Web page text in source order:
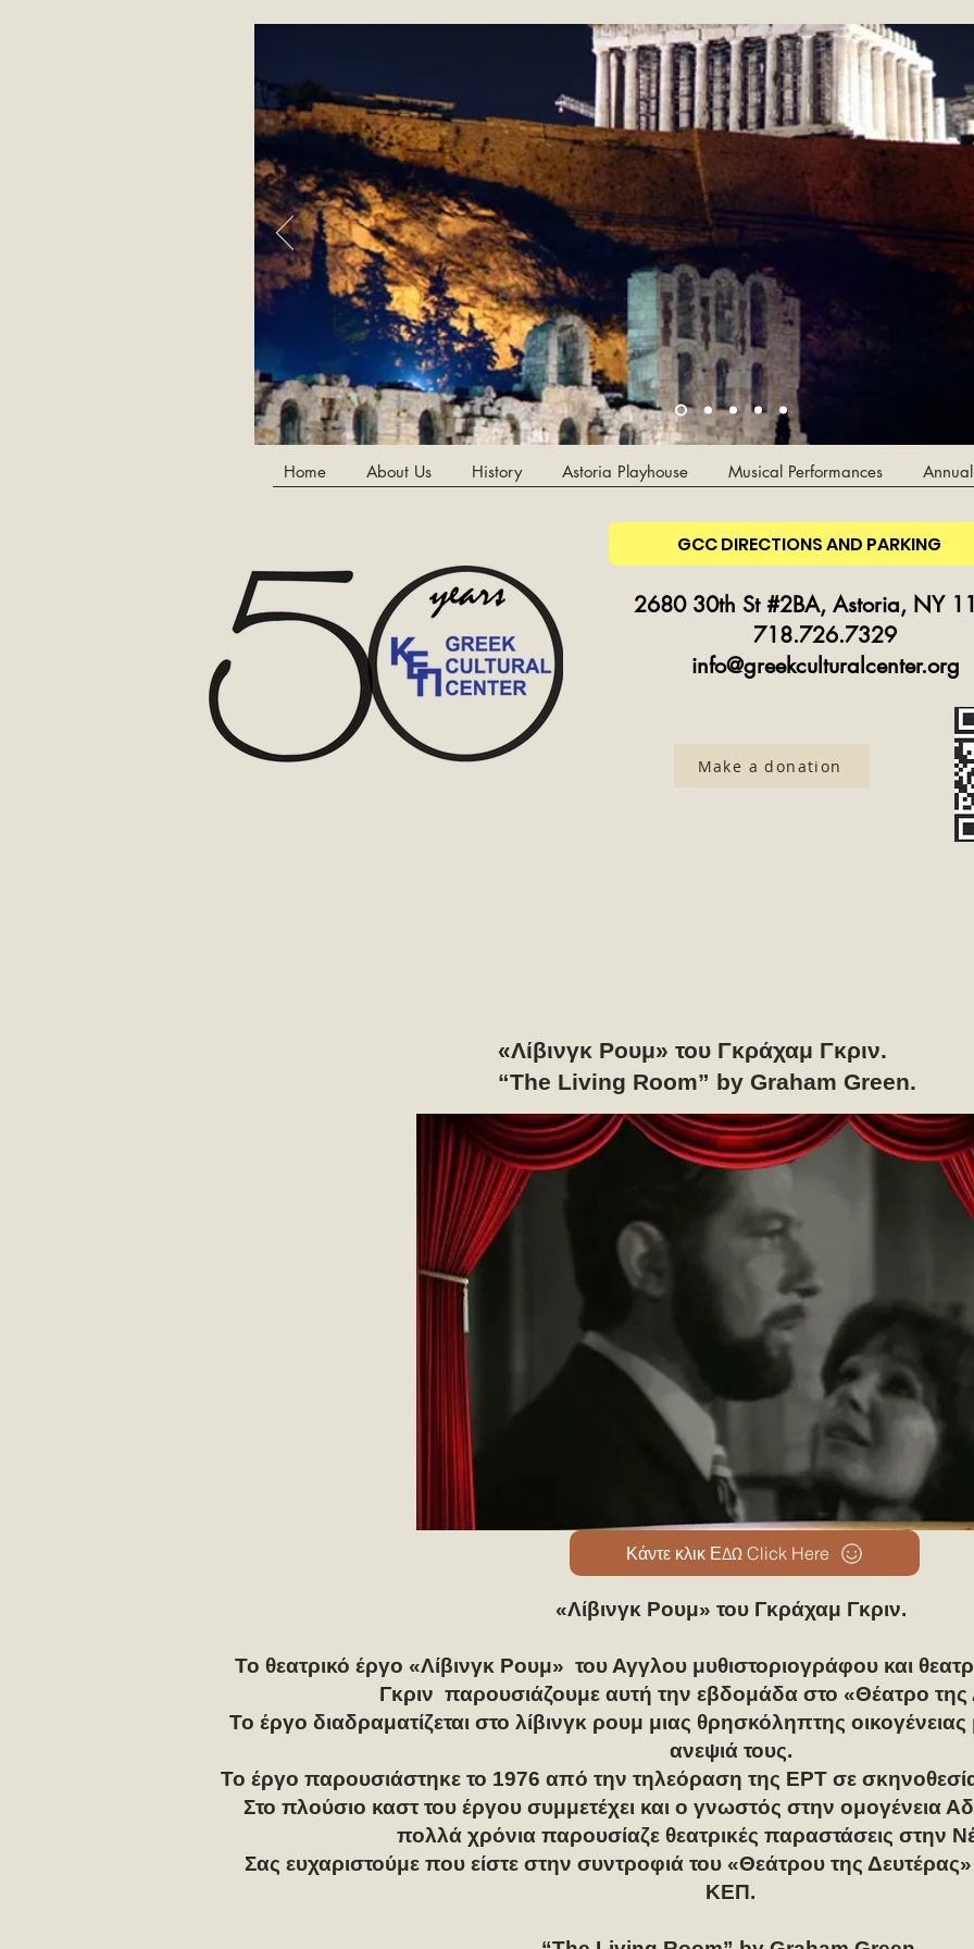
Home About Us History Astoria Playhouse Musical Performances
GCC DIRECTIONS AND PARKING
2680 30th St #2BA, Astoria, NY
718.726.7329
info@greekculturalcenter.org
Make a donation
«Λίβινγκ Ρουμ» του Γκράχαμ Γκριν.
“The Living Room” by Graham Green.
Κάντε κλικ ΕΔΩ Click Here
«Λίβινγκ Ρουμ» του Γκράχαμ Γκριν.
Το θεατρικό έργο «Λίβινγκ Ρουμ» του Αγγλου μυθιστοριογράφου και
Γκριν παρουσιάζουμε αυτή την εβδομάδα στο «Θέατρο της
Το έργο διαδραματίζεται στο λίβινγκ ρουμ μιας θρησκόληπτης
ανεψιά τους.
Το έργο παρουσιάστηκε το 1976 από την τηλεόραση της ΕΡΤ σε
Στο πλούσιο καστ του έργου συμμετέχει και ο γνωστός στην ομογένεια
πολλά χρόνια παρουσίαζε θεατρικές παραστάσεις στην
Σας ευχαριστούμε που είστε στην συντροφιά του «Θεάτρου της
ΚΕΠ.